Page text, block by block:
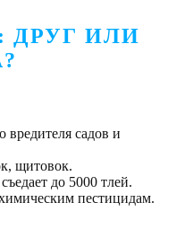
ДРУГ ИЛИ
садов и
щитовок.
до 5000 тлей.
пестицидам.